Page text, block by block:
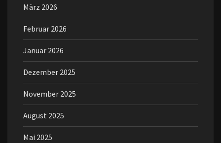
März 2026
Februar 2026
Januar 2026
Dezember 2025
November 2025
August 2025
Mai 2025